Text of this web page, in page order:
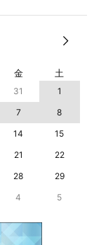
金 土
31
1
7
8
14
15
21
22
28
29
4 5